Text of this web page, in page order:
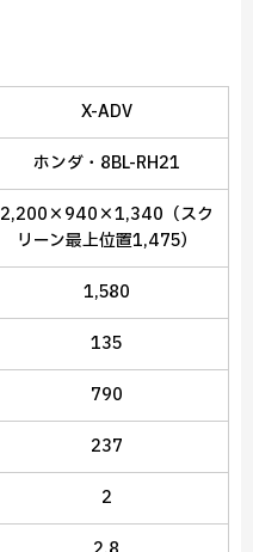
X-ADV
ホンダ・8BL-RH21
2,200×940×1,340（スク
リーン最上位置1,475）
1,580
135
790
237
2